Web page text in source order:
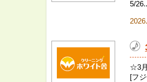
5/
☆3
[フ